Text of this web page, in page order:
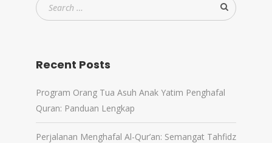
Recent Posts
Program Orang Tua Asuh Anak Yatim Penghafal
Quran: Panduan Lengkap
Perjalanan Menghafal Al-Qur’an: Semangat Tahfidz